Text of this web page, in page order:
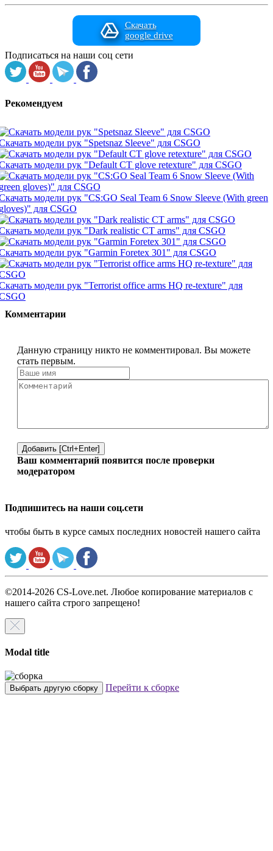
Скачать
google drive
Подписаться на наши соц сети
Рекомендуем
модели рук "Spetsnaz Sleeve" для CSGO
модели рук "Default CT glove retexture" для CSGO
модели рук "CS:GO Seal Team 6 Snow Sleeve (With green
для CSGO
модели рук "Dark realistic CT arms" для CSGO
модели рук "Garmin Foretex 301" для CSGO
модели рук "Terrorist office arms HQ re-texture" для
Комментарии
Данную страницу никто не комментировал. Вы можете
стать первым.
Добавить [Ctrl+Enter]
Ваш комментарий появится после проверки
модератором
Подпишитесь на наши соц.сети
чтобы быть в курсе самых последних новостей нашего сайта
©2014-2026 CS-Love.net. Любое копирование материалов с
нашего сайта строго запрещено!
Modal title
Выбрать другую сборку Перейти к сборке